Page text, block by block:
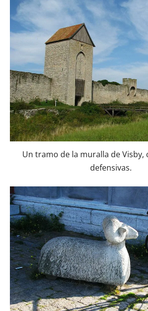
Un tramo de la muralla de Visby,
defensivas.